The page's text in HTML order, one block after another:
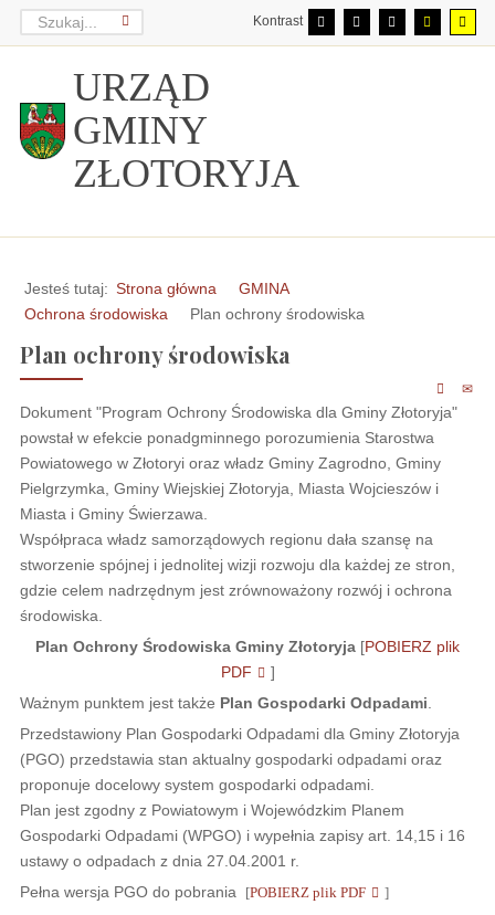
Kontrast
URZĄD
GMINY
ZŁOTORYJA
Jesteś tutaj: Strona główna
GMINA
Ochrona środowiska
Plan ochrony środowiska
Plan ochrony środowiska
Dokument "Program Ochrony Środowiska dla Gminy Złotoryja"
powstał w efekcie ponadgminnego porozumienia Starostwa
Powiatowego w Złotoryi oraz władz Gminy Zagrodno, Gminy
Pielgrzymka, Gminy Wiejskiej Złotoryja, Miasta Wojcieszów i
Miasta i Gminy Świerzawa.
Współpraca władz samorządowych regionu dała szansę na
stworzenie spójnej i jednolitej wizji rozwoju dla każdej ze stron,
gdzie celem nadrzędnym jest zrównoważony rozwój i ochrona
środowiska.
Plan Ochrony Środowiska Gminy Złotoryja [POBIERZ plik
PDF
]
Ważnym punktem jest także Plan Gospodarki Odpadami
Przedstawiony Plan Gospodarki Odpadami dla Gminy Złotoryja
(PGO) przedstawia stan aktualny gospodarki odpadami oraz
proponuje docelowy system gospodarki odpadami.
Plan jest zgodny z Powiatowym i Wojewódzkim Planem
Gospodarki Odpadami (WPGO) i wypełnia zapisy art. 14,15 i 16
ustawy o odpadach z dnia 27.04.2001 r.
Pełna wersja PGO do pobrania
[POBIERZ plik PDF ]